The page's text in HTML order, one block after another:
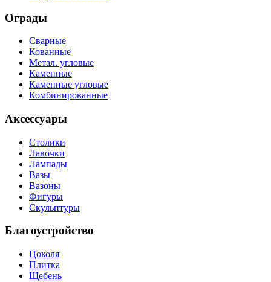
Ограды
Сварные
Кованные
Метал. угловые
Каменные
Каменные угловые
Комбинированные
Аксессуары
Столики
Лавочки
Лампады
Вазы
Вазоны
Фигуры
Скульптуры
Благоустройство
Цоколя
Плитка
Щебень